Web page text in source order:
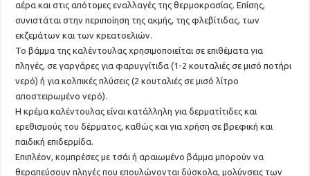
αέρα και στις απότομες εναλλαγές της θερμοκρασίας. Επίσης,
συνιστάται στην περιποίηση της ακμής, της φλεβίτιδας, των
εκζεμάτων και των κρεατοελιών.
Το βάμμα της καλέντουλας χρησιμοποιείται σε επιθέματα για
πληγές, σε γαργάρες για φαρυγγίτιδα (1-2 κουταλιές σε μισό ποτήρι
νερό) ή για κολπικές πλύσεις (2 κουταλιές σε μισό λίτρο
αποστειρωμένο νερό).
Η κρέμα καλέντουλας είναι κατάλληλη για δερματίτιδες και
ερεθισμούς του δέρματος, καθώς και για χρήση σε βρεφική και
παιδική επιδερμίδα.
Επιπλέον, κομπρέσες με τσάι ή αραιωμένο βάμμα μπορούν να
θεραπεύσουν πληγές που επουλώνονται δύσκολα, μολύνσεις των